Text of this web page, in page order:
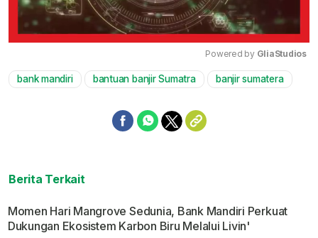
Mute
Powered by GliaStudios
bank mandiri bantuan banjir Sumatra banjir sumatera
Berita Terkait
Momen Hari Mangrove Sedunia, Bank Mandiri Perkuat
Dukungan Ekosistem Karbon Biru Melalui Livin'